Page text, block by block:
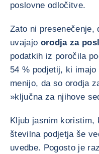
poslovne odločitve.
Zato ni presenečenje,
uvajajo orodja za
podatkih iz poročila
54 % podjetij, ki
menijo, da so orodja
»ključna za njihove
Kljub jasnim koristim,
številna podjetja še
uvedbe. Pogosto je